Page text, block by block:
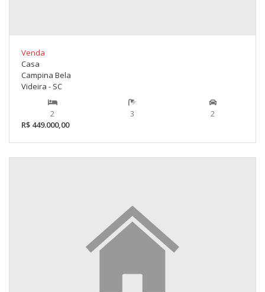
Venda
Casa
Campina Bela
Videira - SC
2 3
2
R$ 449.000,00